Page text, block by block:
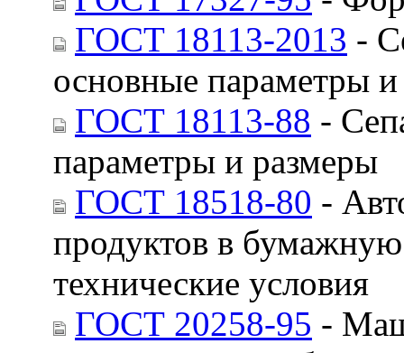
ГОСТ 18113-2013 -
основные параметры
ГОСТ 18113-88 -
параметры и размеры
ГОСТ 18518-80 -
продуктов в
технические условия
ГОСТ 20258-95 -